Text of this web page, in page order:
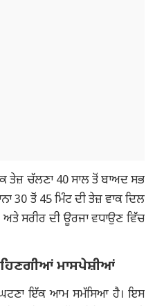
ਤੇਜ਼ ਚੱਲਣਾ 40 ਸਾਲ ਤੋਂ ਬਾਅਦ ਸਭ
30 ਤੋਂ 45 ਮਿੰਟ ਦੀ ਤੇਜ਼ ਵਾਕ ਦਿਲ
ਸਰੀਰ ਦੀ ਊਰਜਾ ਵਧਾਉਣ ਵਿੱਚ
ਮਾਸਪੇਸ਼ੀਆਂ
ਘਟਣਾ ਇੱਕ ਆਮ ਸਮੱਸਿਆ ਹੈ। ਇਸ